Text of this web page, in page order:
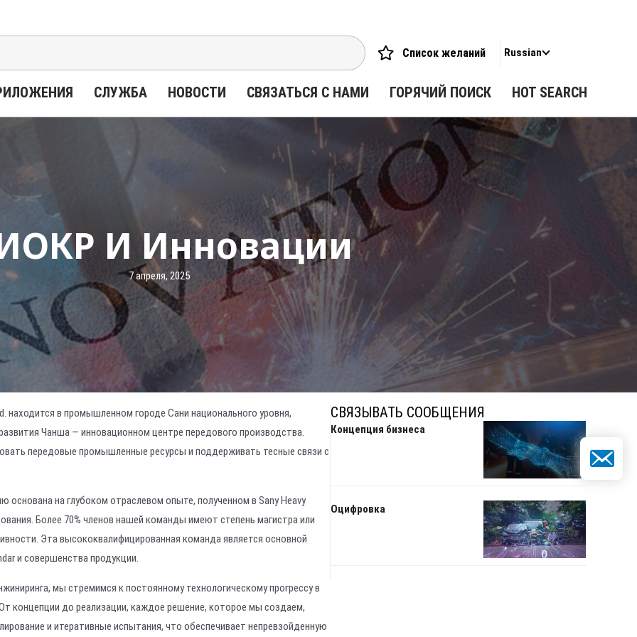
Список желаний Russian
СЛУЖБА НОВОСТИ СВЯЗАТЬСЯ С НАМИ ГОРЯЧИЙ ПОИСК HOT SEARCH
И Инновации
7 апреля, 2025
в промышленном городе Сани национального уровня,
Чанша — инновационном центре передового производства.
передовые промышленные ресурсы и поддерживать тесные связи с
на глубоком отраслевом опыте, полученном в Sany Heavy
Более 70% членов нашей команды имеют степень магистра или
Эта высококвалифицированная команда является основной
и совершенства продукции.
мы стремимся к постоянному технологическому прогрессу в
концепции до реализации, каждое решение, которое мы создаем,
и итеративные испытания, что обеспечивает непревзойденную
СВЯЗЫВАТЬ СООБЩЕНИЯ
Концепция бизнеса
Оцифровка